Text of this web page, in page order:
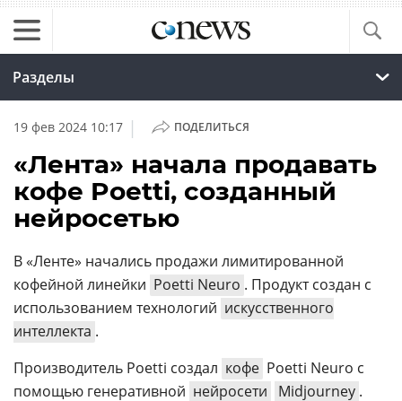
Разделы
19 фев 2024 10:17 | ПОДЕЛИТЬСЯ
«Лента» начала продавать
кофе Poetti, созданный
нейросетью
В «Ленте» начались продажи лимитированной
кофейной линейки Poetti Neuro . Продукт создан с
использованием технологий искусственного
интеллекта .
Производитель Poetti создал кофе Poetti Neuro с
помощью генеративной нейросети Midjourney .